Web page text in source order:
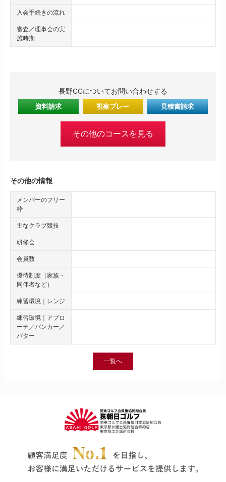
入会手続きの流れ
審査／理事会の実
施時期
長野CCについてお問い合わせする
資料請求 視察プレー 見積書請求
その他のコースを見る
その他の情報
メンバーのフリー
枠
主なクラブ競技
研修会
会員数
優待制度（家族・
同伴者など）
練習環境｜レンジ
練習環境｜アプロ
ーチ／バンカー／
パター
一覧へ